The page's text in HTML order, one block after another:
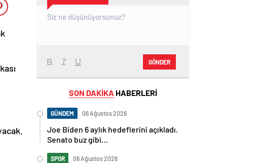
GÖNDER
SON DAKİKA HABERLERİ
GÜNDEM 06 Ağustos 2026
Joe Biden 6 aylık hedeflerini açıkladı.
Senato buz gibi…
SPOR 06 Ağustos 2026